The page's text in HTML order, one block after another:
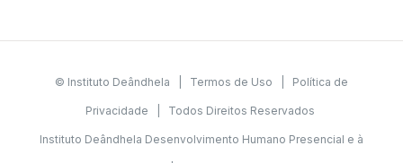
© Instituto Deândhela | Termos de Uso Política de
Privacidade | Todos Direitos Reservados
Instituto Deândhela Desenvolvimento Humano Presencial e à